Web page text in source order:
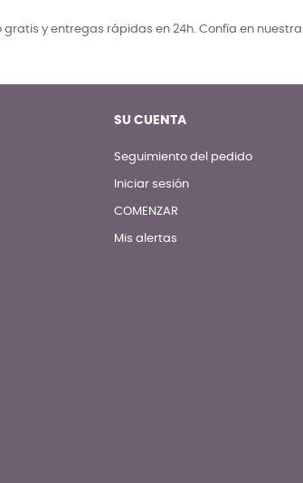
y entregas rápidas en 24h. Confía en
SU CUENTA
Seguimiento del pedido
Iniciar sesión
COMENZAR
Mis alertas